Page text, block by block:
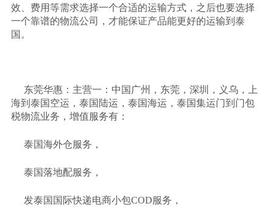
效、费用等需求选择一个合适的运输方式，之后也要选择
一个靠谱的物流公司，才能保证产品能更好的运输到泰
国。
东莞华惠：主营一：中国广州，东莞，深圳，义乌，上
海到泰国空运，泰国陆运，泰国海运，泰国集运门到门包
税物流业务，增值服务有：
泰国海外仓服务，
泰国落地配服务，
发泰国国际快递电商小包COD服务，